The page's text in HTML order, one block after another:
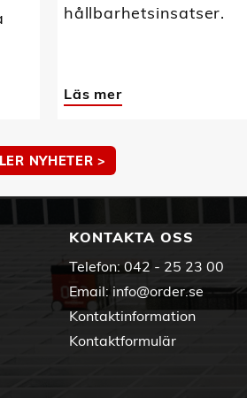
hållbarhetsinsatser.
Läs mer
NYHETER >
KONTAKTA OSS
Telefon: 042 - 25 23 00
Email: info@order.se
Kontaktinformation
Kontaktformulär